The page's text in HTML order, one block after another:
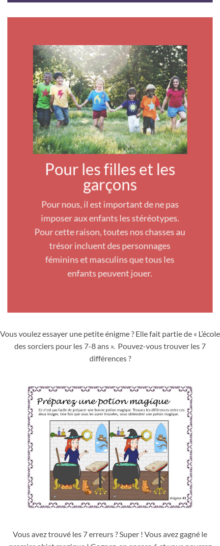
Pour les filles et les
garçons
Pour nous, il est important de ne pas
imposer aux enfants les stéréotypes.
Pour cette raison, toutes nos chasses au
trésor incluent des personnages
féminins et masculins que tous les
enfants peuvent jouer.
Vous voulez essayer une petite énigme ? Elle fait partie de « L’école
des sorciers pour les 7-8 ans ». Pouvez-vous trouver les 7
différences ?
Vous avez trouvé les 7 erreurs ? Super ! Vous avez gagné le